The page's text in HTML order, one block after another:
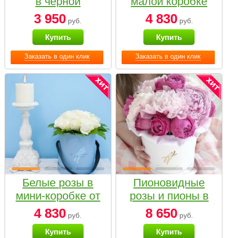
Заказать в один клик
коробке Small
3 950 руб.
Купить
Заказать в один клик
4 830руб.
Купить
Белые розы в
мини-коробке от
Bella Fiori
4 830 руб.
Купить
Пионовидные
розы и пионы в
белой коробке
Small
8 650руб.
Купить